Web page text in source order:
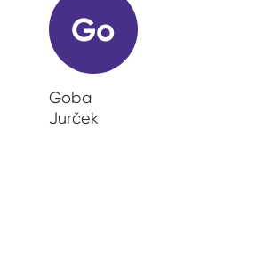
Go
Goba
Jurček